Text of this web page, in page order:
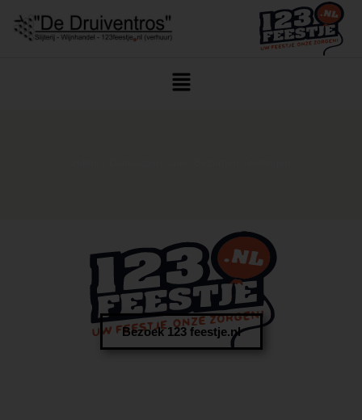
Bezoek 123 feestje.nl